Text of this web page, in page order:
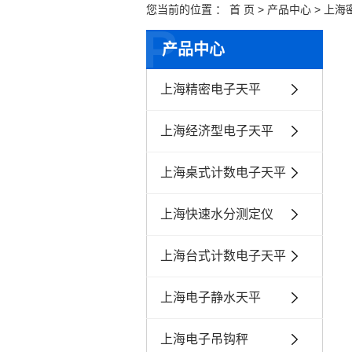
您当前的位置 ： 首 页 > 产品中心 > 上海
产品中心
P
上海精密电子天平
上海经济型电子天平
上海桌式计数电子天平
上海快速水分测定仪
上海台式计数电子天平
上海电子静水天平
上海电子吊钩秤